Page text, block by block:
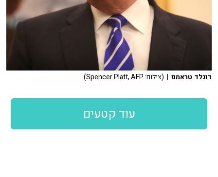
דונלד טראמפ | (צילום: Spencer Platt, AFP)
עוד קטעים